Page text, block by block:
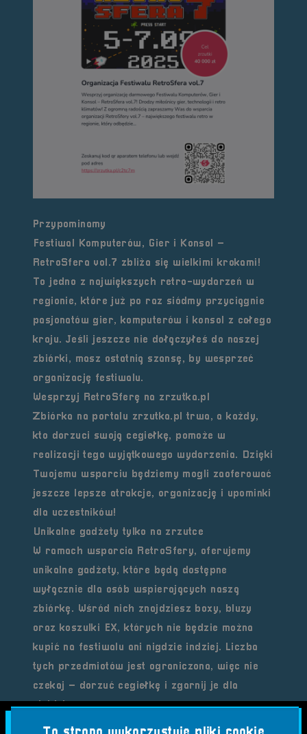
Przypominamy
Festiwal Komputerów, Gier i Konsol –
RetroSfera vol.7 zbliża się wielkimi krokami!
To jedno z największych retro-wydarzeń w
regionie, które już po raz siódmy przyciągnie
pasjonatów gier, komputerów i konsol z całego
kraju. Jeśli jeszcze nie dołączyłeś do naszej
zbiórki, masz ostatnią szansę, by wesprzeć
organizację festiwalu.
Wesprzyj RetroSferę na zrzutka.pl
Zbiórka na portalu zrzutka.pl
trwa, a każdy,
kto dorzuci swoją cegiełkę, pomoże w
realizacji tego wyjątkowego wydarzenia. Dzięki
Twojemu wsparciu będziemy mogli zaoferować
jeszcze lepsze atrakcje, organizację i upominki
dla uczestników!
Unikalne gadżety tylko na zrzutce
W ramach wsparcia RetroSfery, oferujemy
unikalne gadżety, które będą dostępne
wyłącznie dla osób wspierających naszą
zbiórkę. Wśród nich znajdziesz boxy,
bluzy
oraz koszulki EX, których nie będzie można
kupić na festiwalu ani nigdzie indziej. Liczba
tych przedmiotów jest ograniczona, więc nie
czekaj – dorzuć cegiełkę i zgarnij je dla
siebie!
Gwarancja dostępności upominków